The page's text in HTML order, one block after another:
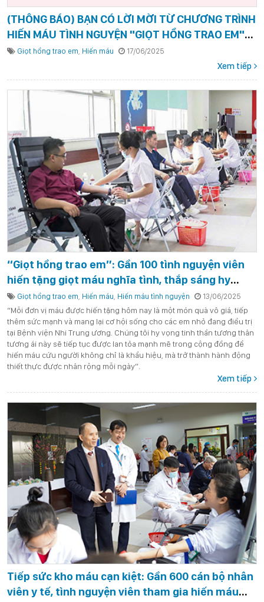
(THÔNG BÁO) BẠN CÓ LỜI MỜI TỪ CHƯƠNG TRÌNH
HIẾN MÁU TÌNH NGUYỆN "GIỌT HỒNG TRAO EM"
DỊP NGHỈ HÈ
Giọt hồng trao em, Hiến máu 17/06/2025
Xem tiếp
“Giọt hồng trao em”: Gần 100 tình nguyện viên
hiến tặng giọt máu nghĩa tình, thắp sáng hy
vọng cho bệnh nhi
Giọt hồng trao em Hiến máu Hiến máu tình nguyện 13/06/2025
“Mỗi đơn vị máu được hiến tặng hôm nay là một món quà vô giá, tiếp
thêm sức mạnh và mang lại cơ hội sống cho các em nhỏ đang điều trị
tại Bệnh viện Nhi Trung ương. Chúng tôi hy vọng tinh thần tương thân
tương ái này sẽ tiếp tục được lan tỏa mạnh mẽ trong cộng đồng để
hiến máu cứu người không chỉ là khẩu hiệu, mà trở thành hành động
thiết thực được nhân rộng mỗi ngày”.
Xem tiếp
Tiếp sức kho máu cạn kiệt: Gần 600 cán bộ nhân
viên y tế, tình nguyện viên tham gia hiến máu